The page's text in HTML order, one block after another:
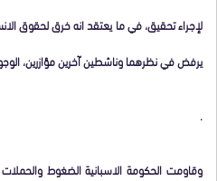
لإجراء تحقيق، في ما يعتقد انه خرق لحقوق
يرفض في نظرهما وناشطين آخرين مؤازرين،
.
وقاومت الحكومة الاسبانية الضغوط